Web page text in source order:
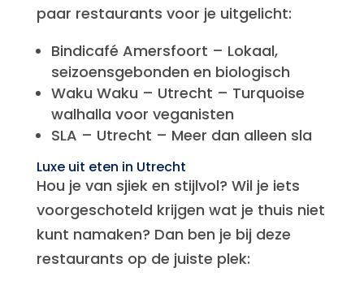
paar restaurants voor je uitgelicht:
Bindicafé Amersfoort – Lokaal,
seizoensgebonden en biologisch
Waku Waku – Utrecht – Turquoise
walhalla voor veganisten
SLA – Utrecht – Meer dan alleen sla
Luxe uit eten in Utrecht
Hou je van sjiek en stijlvol? Wil je iets
voorgeschoteld krijgen wat je thuis niet
kunt namaken? Dan ben je bij deze
restaurants op de juiste plek: